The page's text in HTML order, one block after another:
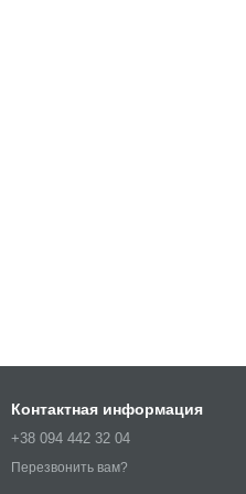
Контактная информация
+38 094 442 32 04
Перезвонить вам?